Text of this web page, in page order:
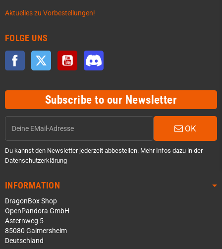
Aktuelles zu Vorbestellungen!
FOLGE UNS
Facebook Twitter YouTube
Subscribe to our Newsletter
OK
Du kannst den Newsletter jederzeit abbestellen. Mehr Infos dazu in der
Datenschutzerklärung
INFORMATION
DragonBox Shop
OpenPandora GmbH
Asternweg 5
85080 Gaimersheim
Deutschland